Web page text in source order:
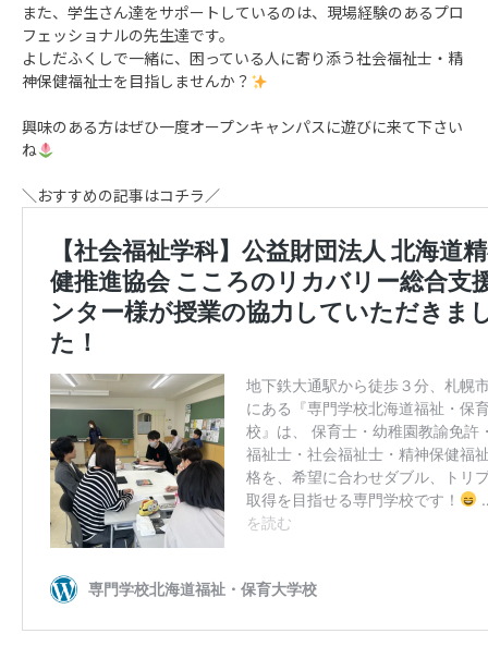
また、学生さん達をサポートしているのは、現場経験のあるプロ
フェッショナルの先生達です。
よしだふくしで一緒に、困っている人に寄り添う社会福祉士・精
神保健福祉士を目指しませんか？
興味のある方はぜひ一度オープンキャンパスに遊びに来て下さい
ね
＼おすすめの記事はコチラ／